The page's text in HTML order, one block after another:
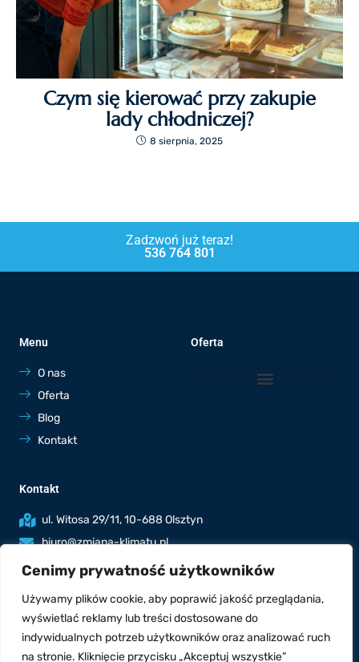
Cenimy prywatność użytkowników
Używamy plików cookie, aby poprawić jakość przeglądania,
wyświetlać reklamy lub treści dostosowane do
indywidualnych potrzeb użytkowników oraz analizować ruch
na stronie. Kliknięcie przycisku „Akceptuj wszystkie”
Czym się kierować przy zakupie
lady chłodniczej?
8 sierpnia, 2025
Zadzwoń już teraz!
536 764 801
Menu
O nas
Oferta
Blog
Kontakt
Oferta
Kontakt
ul. Witosa 29/11, 10-688 Olsztyn
biuro@zmiana-klimatu.pl
536 764 801
Sobota: 8:00-17:00